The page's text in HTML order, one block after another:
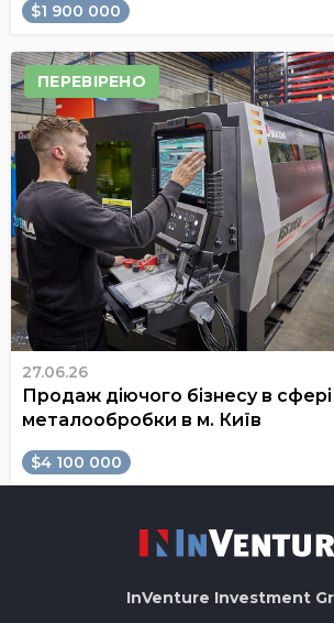
$1 900 000
ПЕРЕВІРЕНО
27.06.26
Продаж діючого бізнесу в сфері
металообробки в м. Київ
$4 100 000
InVenture Investment